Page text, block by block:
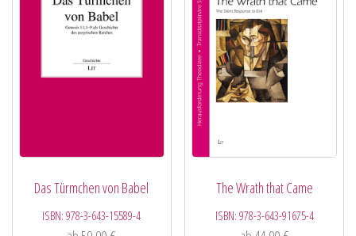
Das Türmchen von Babel
ISBN:978-3-643-15589-4
The Wrath that Came
ISBN: 978-3-643-91675-4